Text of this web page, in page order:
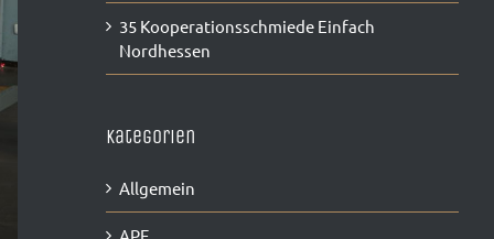
35 Kooperationsschmiede Einfach
Nordhessen
Kategorien
Allgemein